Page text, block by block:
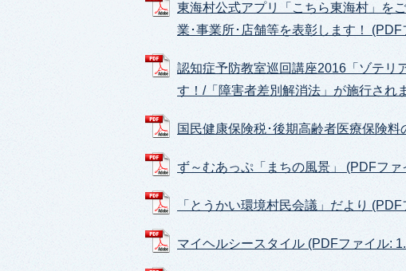
東海村公式アプリ「こちら東海村」を
業･事業所･店舗等を表彰します！
認知症予防教室巡回講座2016「ゾテリ
す！/「障害者差別解消法」が施行され
国民健康保険税･後期高齢者医療保険
ず～むあっぷ「まちの風景」 (PDFファ
「とうかい環境村民会議」だより
マイヘルシースタイル (PDFファイル: